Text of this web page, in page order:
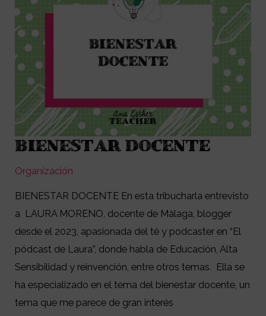
BIENESTAR DOCENTE
Organización
BIENESTAR DOCENTE En esta tribucharla entrevisto
a LAURA MORENO, docente de Málaga, blogger
desde el 2023, apasionada del té y podcaster en “El
pódcast de Laura”, donde habla de Educación, Alta
Sensibilidad y reinvención, entre otros temas. Ella se
ha especializado en el tema del bienestar docente, un
tema que me parece de gran interés
BIENESTAR